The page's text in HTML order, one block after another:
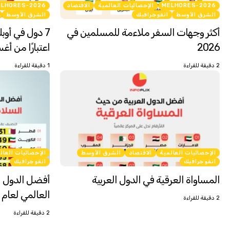
MELHORES-2026 الإحصائيات العالمية
الاقتصاد
الشرق الأوسط
انفوجرافيك
أكثر وجهات السفر ملاءمة للمسلمين في
2026
2 دقيقة للقراءة
2026
الشرق الأوسط
7 دول في
اعتبارًا من
1 دقيقة للقراءة
الإحصائيات العالمية الاقتصاد
الشرق الأوسط
انفوجرافيك
المساواة العرقية في الدول العربية
2 دقيقة للقراءة
الإحصائيات
انفوجرافيك
أفضل الدول
العالمي لعام 2026
2 دقيقة للقراءة